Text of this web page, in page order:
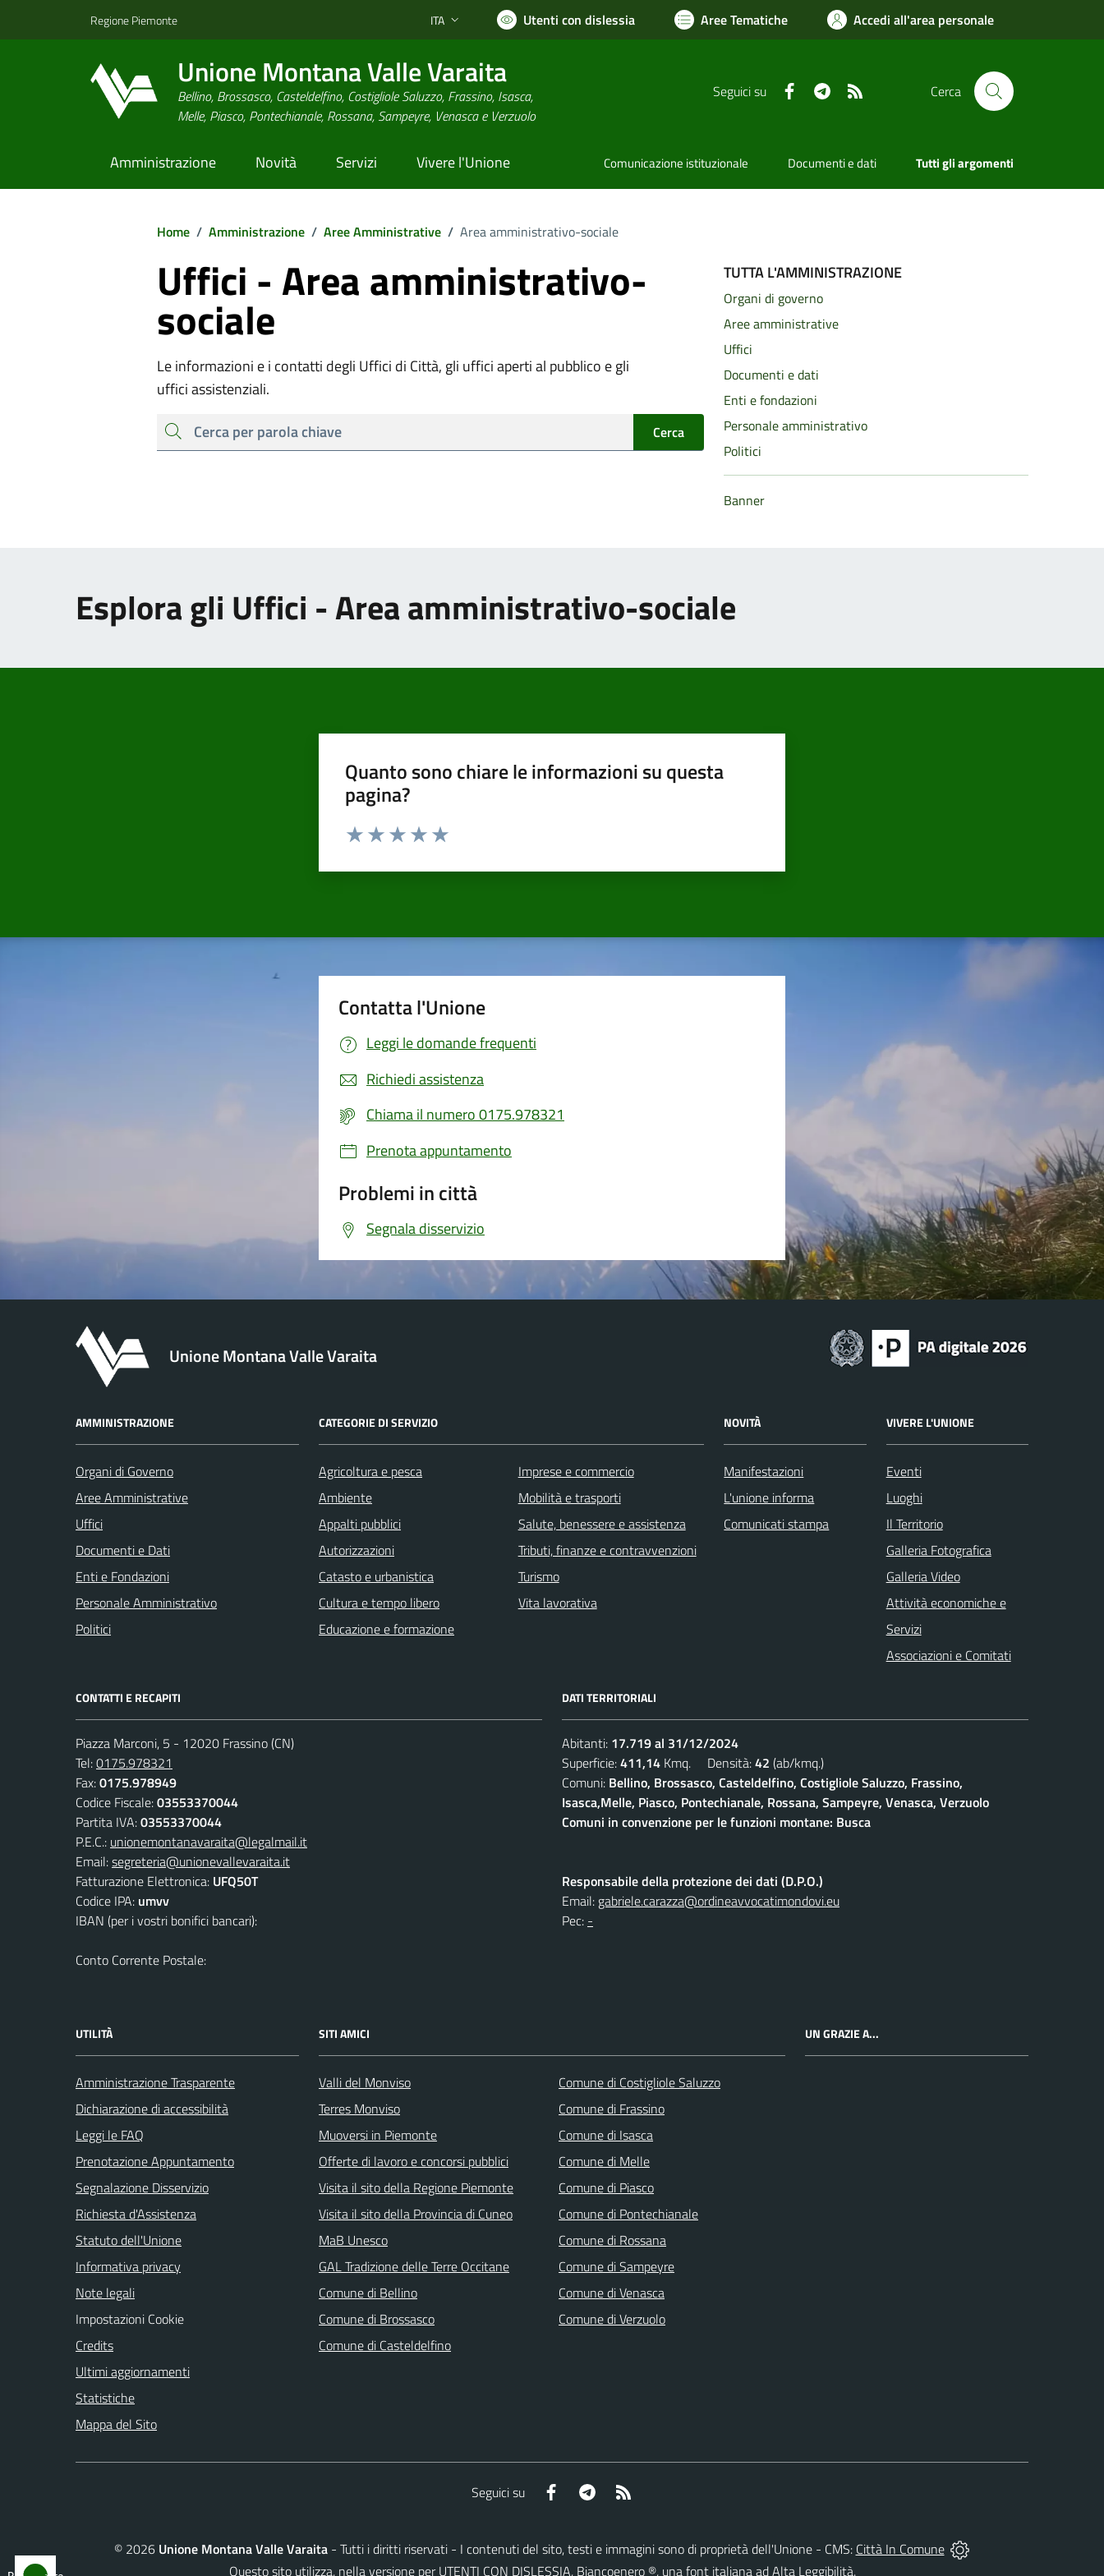
Regione Piemonte Lingua attiva:
ITA Utenti con dislessia Aree Tematiche Accedi all'area personale
Unione Montana Valle Varaita
Bellino, Brossasco, Casteldelfino, Costigliole Saluzzo, Frassino, Isasca,
Melle, Piasco, Pontechianale, Rossana, Sampeyre, Venasca e Verzuolo
Seguici su FacebookTelegram Cerca
Amministrazione Novità Servizi Vivere l'Unione Comunicazione istituzionale Documenti e dati Tutti gli argomenti
Home / Amministrazione / Aree Amministrative / Area amministrativo-sociale
Uffici - Area amministrativo-
sociale
Le informazioni e i contatti degli Uffici di Città, gli uffici aperti al pubblico e gli
uffici assistenziali.
cerca Cerca
TUTTA L'AMMINISTRAZIONE
Organi di governo
Aree amministrative
Uffici
Documenti e dati
Enti e fondazioni
Personale amministrativo
Politici
Banner
Esplora gli Uffici - Area amministrativo-sociale
Quanto sono chiare le informazioni su questa
pagina?
Valuta da 1 a 5 stelle la pagina
Contatta l'Unione
Leggi le domande frequenti
Richiedi assistenza
Chiama il numero 0175.978321
Prenota appuntamento
Problemi in città
Segnala disservizio
Unione Montana Valle Varaita
AMMINISTRAZIONE
Organi di Governo
Aree Amministrative
Uffici
Documenti e Dati
Enti e Fondazioni
Personale Amministrativo
Politici
CATEGORIE DI SERVIZIO
Agricoltura e pesca
Ambiente
Appalti pubblici
Autorizzazioni
Catasto e urbanistica
Cultura e tempo libero
Educazione e formazione
Imprese e commercio
Mobilità e trasporti
Salute, benessere e assistenza
Tributi, finanze e contravvenzioni
Turismo
Vita lavorativa
NOVITÀ
Manifestazioni
L'unione informa
Comunicati stampa
VIVERE L'UNIONE
Eventi
Luoghi
Il Territorio
Galleria Fotografica
Galleria Video
Attività economiche e
Servizi
Associazioni e Comitati
CONTATTI E RECAPITI
Piazza Marconi, 5 - 12020 Frassino (CN)
Tel:0175.978321
Fax:0175.978949
Codice Fiscale:03553370044
Partita IVA:03553370044
P.E.C.: unionemontanavaraita@legalmail.it
Email:segreteria@unionevallevaraita.it
Fatturazione Elettronica: UFQ50T
Codice IPA: umvv
IBAN (per i vostri bonifici bancari):
Conto Corrente Postale:
DATI TERRITORIALI
Abitanti: 17.719 al 31/12/2024
Superficie:411,14 Kmq. Densità:42 (ab/kmq.)
Comuni: Bellino, Brossasco, Casteldelfino, Costigliole Saluzzo, Frassino,
Isasca,Melle, Piasco, Pontechianale, Rossana, Sampeyre, Venasca, Verzuolo
Comuni in convenzione per le funzioni montane: Busca
Responsabile della protezione dei dati (D.P.O.)
Email: gabriele.carazza@ordineavvocatimondovi.eu
Pec: -
UTILITÀ
Amministrazione Trasparente
Dichiarazione di accessibilità
Leggi le FAQ
Prenotazione Appuntamento
Segnalazione Disservizio
Richiesta d'Assistenza
Statuto dell'Unione
Informativa privacy
Note legali
Impostazioni Cookie
Credits
Ultimi aggiornamenti
Statistiche
Mappa del Sito
SITI AMICI
Valli del Monviso
Terres Monviso
Muoversi in Piemonte
Offerte di lavoro e concorsi pubblici
Visita il sito della Regione Piemonte
Visita il sito della Provincia di Cuneo
MaB Unesco
GAL Tradizione delle Terre Occitane
Comune di Bellino
Comune di Brossasco
Comune di Casteldelfino
Comune di Costigliole Saluzzo
Comune di Frassino
Comune di Isasca
Comune di Melle
Comune di Piasco
Comune di Pontechianale
Comune di Rossana
Comune di Sampeyre
Comune di Venasca
Comune di Verzuolo
UN GRAZIE A...
Seguici su Facebook Telegram
© 2026 Unione Montana Valle Varaita- Tutti i diritti riservati - I contenuti del sito, testi e immagini sono di proprietà dell'Unione - CMS: Città In Comune
Questo sito utilizza, nella versione per UTENTI CON DISLESSIA, Biancoenero ®, una font italiana ad Alta Leggibilità.